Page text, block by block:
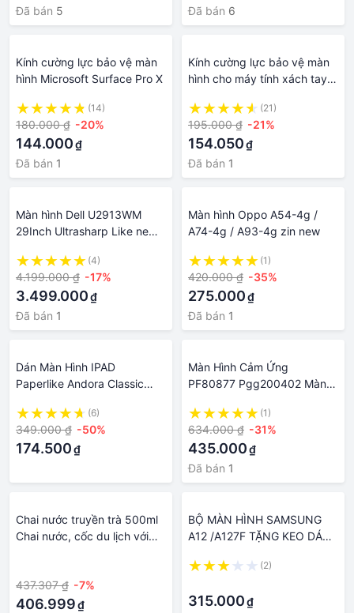
Đã bán 5
Đã bán 6
Kính cường lực bảo vệ màn
hình Microsoft Surface Pro X
(14)
180.000 ₫ -20%
144.000₫
Đã bán 1
Kính cường lực bảo vệ màn
hình cho máy tính xách tay
15 inch
(21)
195.000 ₫ -21%
154.050₫
Đã bán 1
Màn hình Dell U2913WM
29Inch Ultrasharp Like new
(4)
4.199.000 ₫ -17%
3.499.000₫
Đã bán 1
Màn hình Oppo A54-4g /
A74-4g / A93-4g zin new
(1)
420.000 ₫ -35%
275.000₫
Đã bán 1
Dán Màn Hình IPAD
Paperlike Andora Classic
(6)
349.000 ₫ -50%
174.500₫
Màn Hình Cảm Ứng
PF80877 Pgg200402 Màn
PF81185 10.4inch Cho GS2
2600
(1)
634.000 ₫ -31%
435.000₫
Đã bán 1
Chai nước truyền trà 500ml
Chai nước, cốc du lịch với
lạnh （Đen）
437.307 ₫ -7%
406.999₫
BỘ MÀN HÌNH SAMSUNG
A12 /A127F TẶNG KEO DÁN
(2)
315.000₫